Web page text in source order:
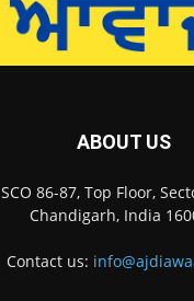
ABOUT US
SCO 86-87, Top Floor,
Chandigarh, India
Contact us: